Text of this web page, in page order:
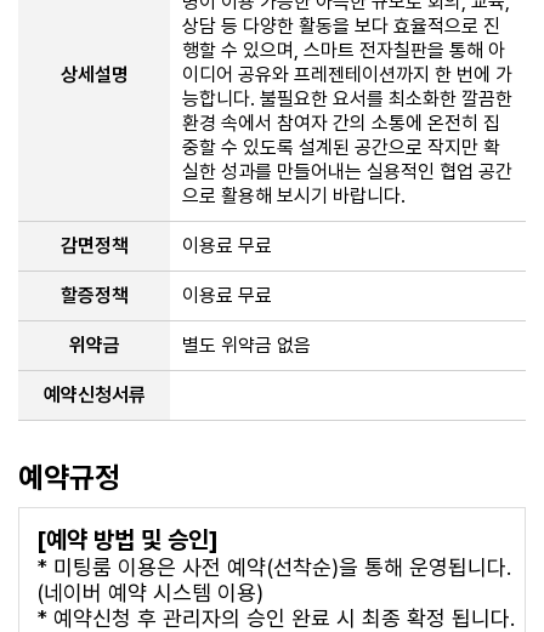
상세설명
상담 등 다양한 활동을 보다 효율적으로 진
행할 수 있으며, 스마트 전자칠판을 통해 아
이디어 공유와 프레젠테이션까지 한 번에 가
능합니다. 불필요한 요서를 최소화한 깔끔한
환경 속에서 참여자 간의 소통에 온전히 집
중할 수 있도록 설계된 공간으로 작지만 확
실한 성과를 만들어내는 실용적인 협업 공간
으로 활용해 보시기 바랍니다.
감면정책 이용료 무료
할증정책 이용료 무료
위약금 별도 위약금 없음
예약신청서류
예약규정
[예약 방법 및 승인]
* 미팅룸 이용은 사전 예약(선착순)을 통해 운영됩니다.
(네이버 예약 시스템 이용)
* 예약신청 후 관리자의 승인 완료 시 최종 확정 됩니다.